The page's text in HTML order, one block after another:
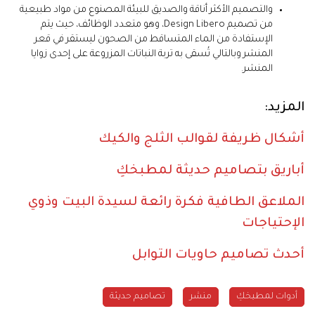
والتصميم الأكثر أناقة والصديق للبيئة المصنوع من مواد طبيعية
من تصميم Design Libero، وهو متعدد الوظائف، حيث يتم
الإستفادة من الماء المتساقط من الصحون ليستقر في قعر
المنشر وبالتالي تُسقى به تربة النباتات المزروعة على إحدى زوايا
المنشر.
المزيد:
أشكال ظريفة لقوالب الثلج والكيك
أباريق بتصاميم حديثة لمطبخكِ
الملاعق الطافية فكرة رائعة لسيدة البيت وذوي
الإحتياجات
أحدث تصاميم حاويات التوابل
أدوات لمطبخكِ منشر تصاميم حديثة